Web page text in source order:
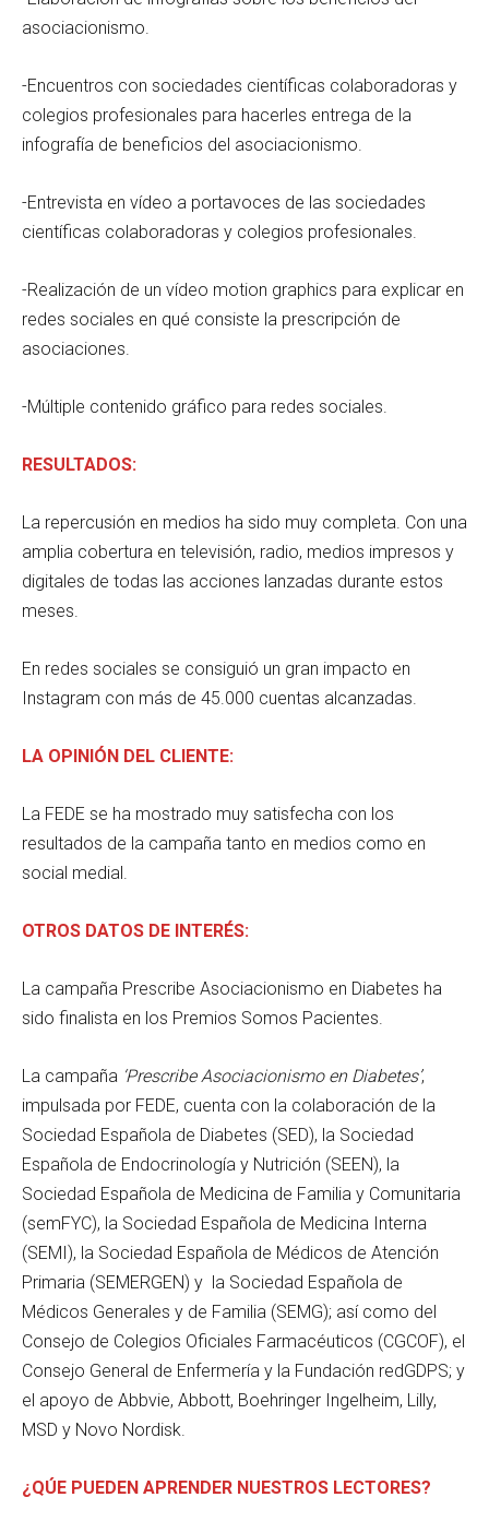
asociacionismo.
-Encuentros con sociedades científicas colaboradoras y
colegios profesionales para hacerles entrega de la
infografía de beneficios del asociacionismo.
-Entrevista en vídeo a portavoces de las sociedades
científicas colaboradoras y colegios profesionales.
-Realización de un vídeo motion graphics para explicar en
redes sociales en qué consiste la prescripción de
asociaciones.
-Múltiple contenido gráfico para redes sociales.
RESULTADOS:
La repercusión en medios ha sido muy completa. Con una
amplia cobertura en televisión, radio, medios impresos y
digitales de todas las acciones lanzadas durante estos
meses.
En redes sociales se consiguió un gran impacto en
Instagram con más de 45.000 cuentas alcanzadas.
LA OPINIÓN DEL CLIENTE:
La FEDE se ha mostrado muy satisfecha con los
resultados de la campaña tanto en medios como en
social medial.
OTROS DATOS DE INTERÉS:
La campaña Prescribe Asociacionismo en Diabetes ha
sido finalista en los Premios Somos Pacientes.
La campaña ‘Prescribe Asociacionismo en Diabetes’,
impulsada por FEDE, cuenta con la colaboración de la
Sociedad Española de Diabetes (SED), la Sociedad
Española de Endocrinología y Nutrición (SEEN), la
Sociedad Española de Medicina de Familia y Comunitaria
(semFYC), la Sociedad Española de Medicina Interna
(SEMI), la Sociedad Española de Médicos de Atención
Primaria (SEMERGEN) y la Sociedad Española de
Médicos Generales y de Familia (SEMG); así como del
Consejo de Colegios Oficiales Farmacéuticos (CGCOF), el
Consejo General de Enfermería y la Fundación redGDPS; y
el apoyo de Abbvie, Abbott, Boehringer Ingelheim, Lilly,
MSD y Novo Nordisk.
¿QÚE PUEDEN APRENDER NUESTROS LECTORES?